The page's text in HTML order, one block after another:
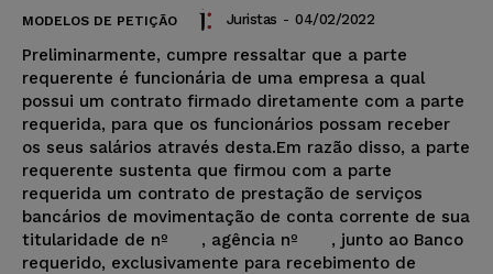
MODELOS DE PETIÇÃO Juristas - 04/02/2022
Preliminarmente, cumpre ressaltar que a parte
requerente é funcionária de uma empresa a qual
possui um contrato firmado diretamente com a parte
requerida, para que os funcionários possam receber
os seus salários através desta.Em razão disso, a parte
requerente sustenta que firmou com a parte
requerida um contrato de prestação de serviços
bancários de movimentação de conta corrente de sua
titularidade de nº , agência nº , junto ao Banco
requerido, exclusivamente para recebimento de